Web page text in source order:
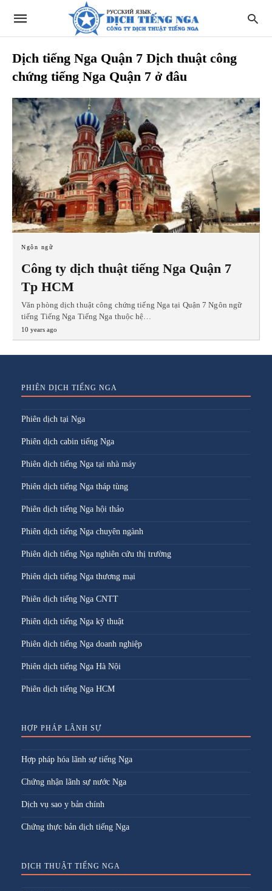
Dịch tiếng Nga Quận 7 Dịch thuật công
chứng tiếng Nga Quận 7 ở đâu
Ngôn ngữ
Công ty dịch thuật tiếng Nga Quận 7
Tp HCM
Văn phòng dịch thuật công chứng tiếng Nga tại Quận 7 Ngôn ngữ
tiếng Tiếng Nga Tiếng Nga thuộc hệ…
10 years ago
PHIÊN DỊCH TIẾNG NGA
Phiên dịch tại Nga
Phiên dịch cabin tiếng Nga
Phiên dịch tiếng Nga tại nhà máy
Phiên dịch tiếng Nga tháp tùng
Phiên dịch tiếng Nga hội thảo
Phiên dịch tiếng Nga chuyên ngành
Phiên dịch tiếng Nga nghiên cứu thị trường
Phiên dịch tiếng Nga thương mại
Phiên dịch tiếng Nga CNTT
Phiên dịch tiếng Nga kỹ thuật
Phiên dịch tiếng Nga doanh nghiệp
Phiên dịch tiếng Nga Hà Nội
Phiên dịch tiếng Nga HCM
HỢP PHÁP LÃNH SỰ
Hợp pháp hóa lãnh sự tiếng Nga
Chứng nhận lãnh sự nước Nga
Dịch vụ sao y bản chính
Chứng thực bản dịch tiếng Nga
DỊCH THUẬT TIẾNG NGA